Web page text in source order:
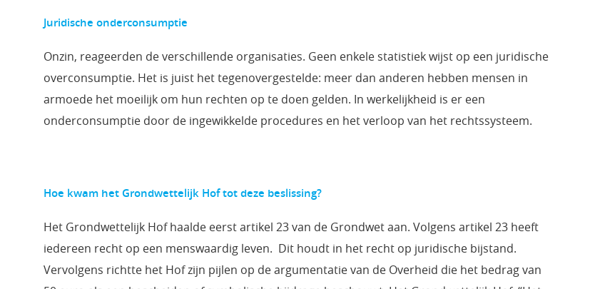
Juridische onderconsumptie
Onzin, reageerden de verschillende organisaties. Geen enkele statistiek wijst op een juridische
overconsumptie. Het is juist het tegenovergestelde: meer dan anderen hebben mensen in
armoede het moeilijk om hun rechten op te doen gelden. In werkelijkheid is er een
onderconsumptie door de ingewikkelde procedures en het verloop van het rechtssysteem.
Hoe kwam het Grondwettelijk Hof tot deze beslissing?
Het Grondwettelijk Hof haalde eerst artikel 23 van de Grondwet aan. Volgens artikel 23 heeft
iedereen recht op een menswaardig leven. Dit houdt in het recht op juridische bijstand.
Vervolgens richtte het Hof zijn pijlen op de argumentatie van de Overheid die het bedrag van